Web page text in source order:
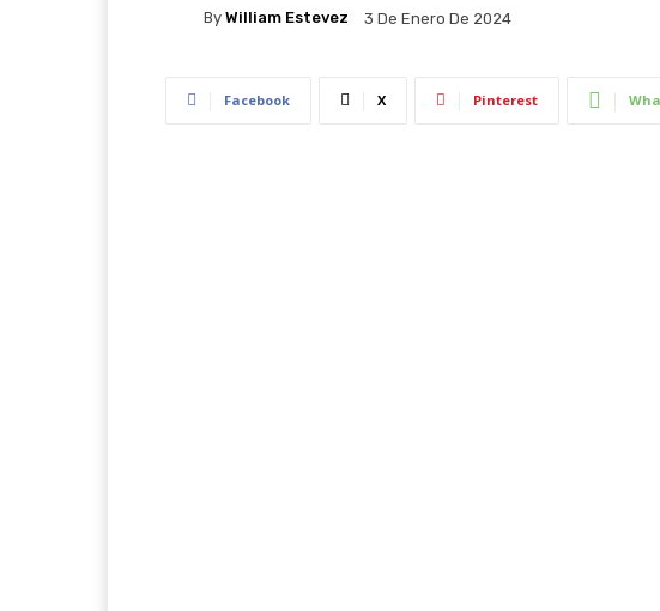
By William Estevez 3 De Enero De 2024
Facebook X Pinterest